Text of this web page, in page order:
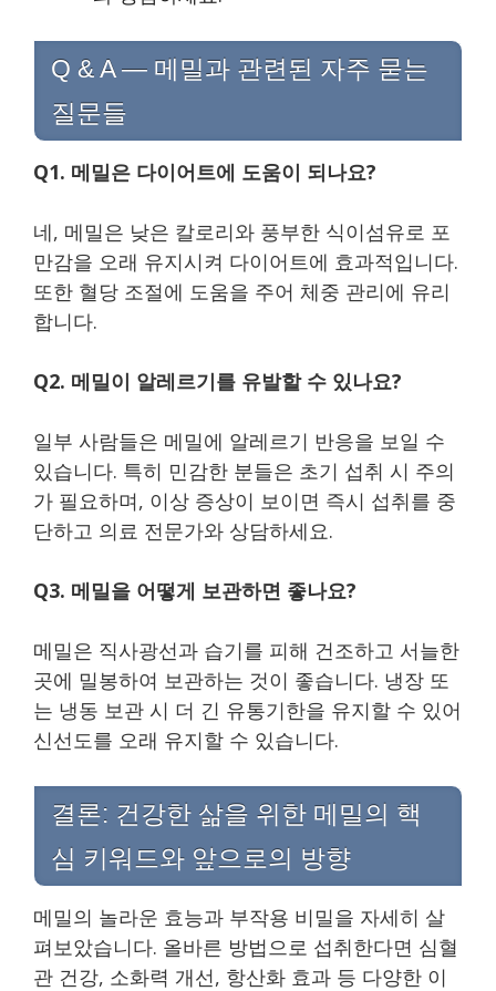
Q & A — 메밀과 관련된 자주 묻는
질문들
Q1. 메밀은 다이어트에 도움이 되나요?
네, 메밀은 낮은 칼로리와 풍부한 식이섬유로 포
만감을 오래 유지시켜 다이어트에 효과적입니다.
또한 혈당 조절에 도움을 주어 체중 관리에 유리
합니다.
Q2. 메밀이 알레르기를 유발할 수 있나요?
일부 사람들은 메밀에 알레르기 반응을 보일 수
있습니다. 특히 민감한 분들은 초기 섭취 시 주의
가 필요하며, 이상 증상이 보이면 즉시 섭취를 중
단하고 의료 전문가와 상담하세요.
Q3. 메밀을 어떻게 보관하면 좋나요?
메밀은 직사광선과 습기를 피해 건조하고 서늘한
곳에 밀봉하여 보관하는 것이 좋습니다. 냉장 또
는 냉동 보관 시 더 긴 유통기한을 유지할 수 있어
신선도를 오래 유지할 수 있습니다.
결론: 건강한 삶을 위한 메밀의 핵
심 키워드와 앞으로의 방향
메밀의 놀라운 효능과 부작용 비밀을 자세히 살
펴보았습니다. 올바른 방법으로 섭취한다면 심혈
관 건강, 소화력 개선, 항산화 효과 등 다양한 이